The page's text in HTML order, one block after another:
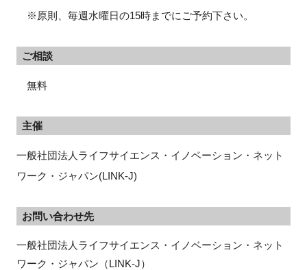
※原則、毎週水曜日の15時までにご予約下さい。
ご相談
無料
主催
一般社団法人ライフサイエンス・イノベーション・ネット
ワーク・ジャパン(LINK-J)
お問い合わせ先
一般社団法人ライフサイエンス・イノベーション・ネット
ワーク・ジャパン（LINK-J）